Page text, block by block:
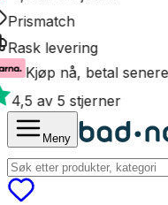
Prismatch
Rask levering
Kjøp nå, betal senere
4,5 av 5 stjerner
Meny